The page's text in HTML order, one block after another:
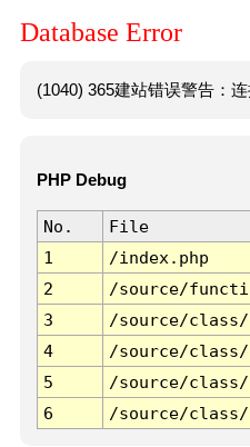
Database Error
(1040) 365建站错误警告：
PHP Debug
No. File
1
/index.php
2
/source/
3
/source/
4
/source/
5
/source/
6
/source/